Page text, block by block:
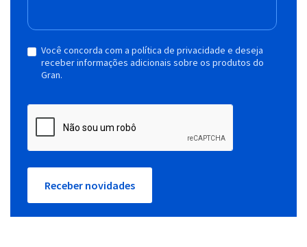
Você concorda com a política de privacidade e deseja
receber informações adicionais sobre os produtos do
Gran.
Receber novidades